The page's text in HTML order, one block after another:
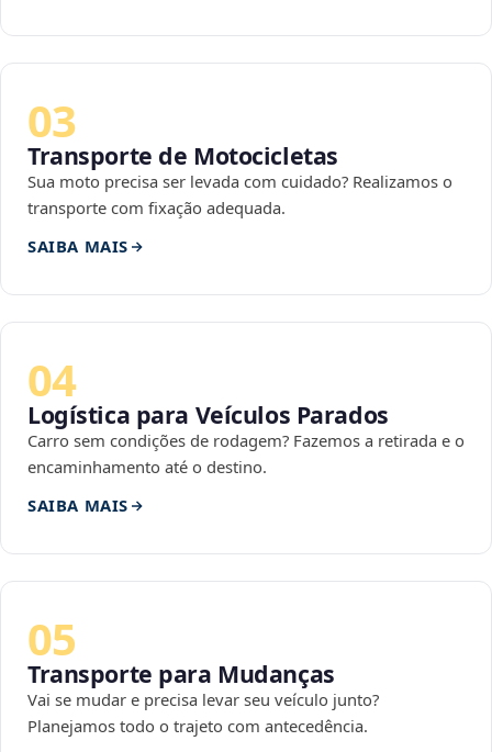
03
Transporte de Motocicletas
Sua moto precisa ser levada com cuidado? Realizamos o
transporte com fixação adequada.
SAIBA MAIS
04
Logística para Veículos Parados
Carro sem condições de rodagem? Fazemos a retirada e o
encaminhamento até o destino.
SAIBA MAIS
05
Transporte para Mudanças
Vai se mudar e precisa levar seu veículo junto?
Planejamos todo o trajeto com antecedência.